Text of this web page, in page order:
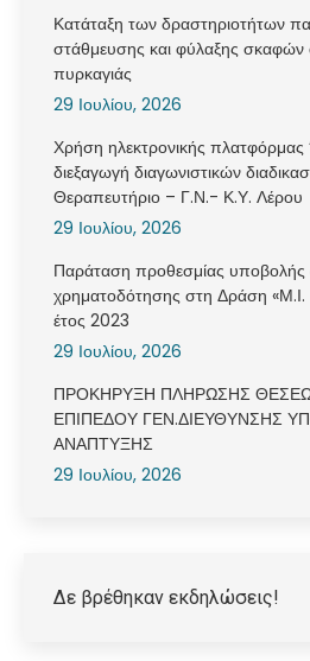
Κατάταξη των δραστηριοτήτων
στάθμευσης και φύλαξης σκαφών
πυρκαγιάς
29 Ιουλίου, 2026
Χρήση ηλεκτρονικής
διεξαγωγή διαγωνιστικών
Θεραπευτήριο – Γ.Ν.- Κ.Υ. Λέρου
29 Ιουλίου, 2026
Παράταση προθεσμίας υποβολής
χρηματοδότησης στη Δράση «Μ.Ι.
έτος 2023
29 Ιουλίου, 2026
ΠΡΟΚΗΡΥΞΗ ΠΛΗΡΩΣΗΣ
ΕΠΙΠΕΔΟΥ ΓΕΝ.ΔΙΕΥΘΥΝΣΗΣ
ΑΝΑΠΤΥΞΗΣ
29 Ιουλίου, 2026
Δε βρέθηκαν εκδηλώσεις!